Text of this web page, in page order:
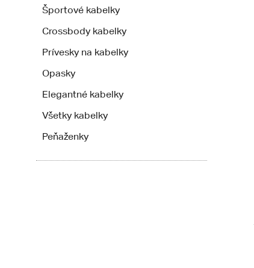
Športové kabelky
Crossbody kabelky
Prívesky na kabelky
Opasky
Elegantné kabelky
Všetky kabelky
Peňaženky